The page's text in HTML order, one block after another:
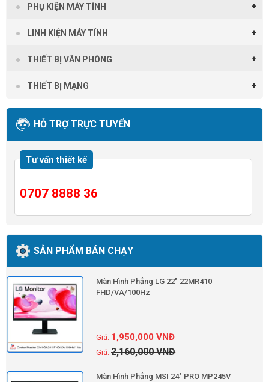
PHỤ KIỆN MÁY TÍNH
LINH KIỆN MÁY TÍNH
THIẾT BỊ VĂN PHÒNG
THIẾT BỊ MẠNG
HỖ TRỢ TRỰC TUYẾN
Tư vấn thiết kế
0707 8888 36
SẢN PHẨM BÁN CHẠY
Màn Hình Phẳng LG 22" 22MR410
FHD/VA/100Hz
2,160,000VNĐ
1,950,000VNĐ
Màn Hình Phẳng MSI 24" PRO MP245V